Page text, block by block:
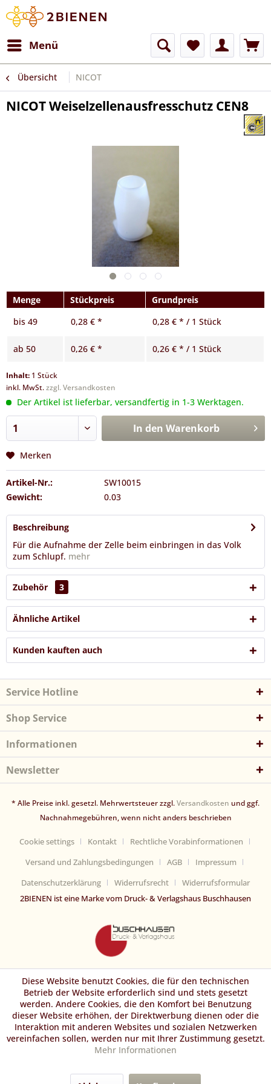
Menü
Übersicht NICOT
NICOT Weiselzellenausfresschutz CEN8
Menge Stückpreis
Grundpreis
bis 49 0,28 € * 0,28 € * / 1 Stück
ab 50 0,26 € * 0,26 € * / 1 Stück
Inhalt: 1 Stück
inkl. MwSt.zzgl. Versandkosten
Der Artikel ist lieferbar, versandfertig in 1-3 Werktagen.
In den Warenkorb
Merken
Artikel-Nr.:
SW10015
Gewicht:
0.03
Beschreibung
Für die Aufnahme der Zelle beim einbringen in das Volk
zum Schlupf. mehr
Zubehör 3
Ähnliche Artikel
Kunden kauften auch
Service Hotline
Shop Service
Informationen
Newsletter
* Alle Preise inkl. gesetzl. Mehrwertsteuer zzgl.Versandkosten und ggf.
Nachnahmegebühren, wenn nicht anders beschrieben
Cookie settings Kontakt
Rechtliche Vorabinformationen
Versand und Zahlungsbedingungen
AGB
Impressum
Datenschutzerklärung
Widerrufsrecht
Widerrufsformular
2BIENEN ist eine Marke vom Druck- & Verlagshaus Buschhausen
Diese Website benutzt Cookies, die für den technischen
Betrieb der Website erforderlich sind und stets gesetzt
werden. Andere Cookies, die den Komfort bei Benutzung
dieser Website erhöhen, der Direktwerbung dienen oder die
Interaktion mit anderen Websites und sozialen Netzwerken
vereinfachen sollen, werden nur mit Ihrer Zustimmung gesetzt.
Mehr Informationen